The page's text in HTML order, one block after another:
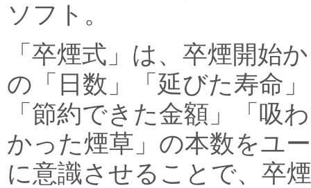
ソフト。
「卒煙式」は、卒煙開始
の「日数」「延びた寿命」
「節約できた金額」「吸
かった煙草」の本数をユ
に意識させることで、卒